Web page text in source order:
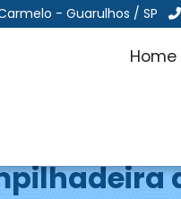
- Guarulhos / SP
Home